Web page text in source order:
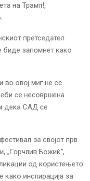
на Трамп!,
претседател
биде запомнет како
овој миг не се
се несовршена
дека САД се
за својот прв
„Горчлив Божиќ“,
од користењето
како инспирација за